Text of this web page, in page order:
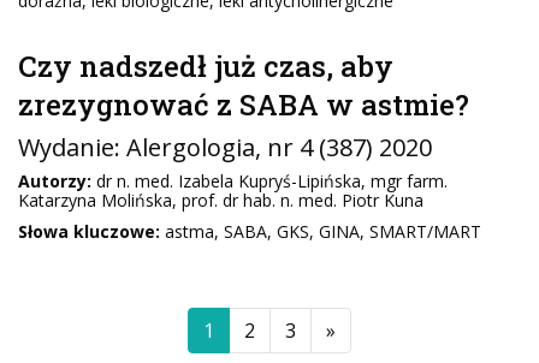
Czy nadszedł już czas, aby
zrezygnować z SABA w astmie?
Wydanie: Alergologia, nr 4 (387) 2020
Autorzy: dr n. med. Izabela Kupryś-Lipińska, mgr farm.
Katarzyna Molińska, prof. dr hab. n. med. Piotr Kuna
Słowa kluczowe: astma, SABA, GKS, GINA, SMART/MART
1 2 3 »